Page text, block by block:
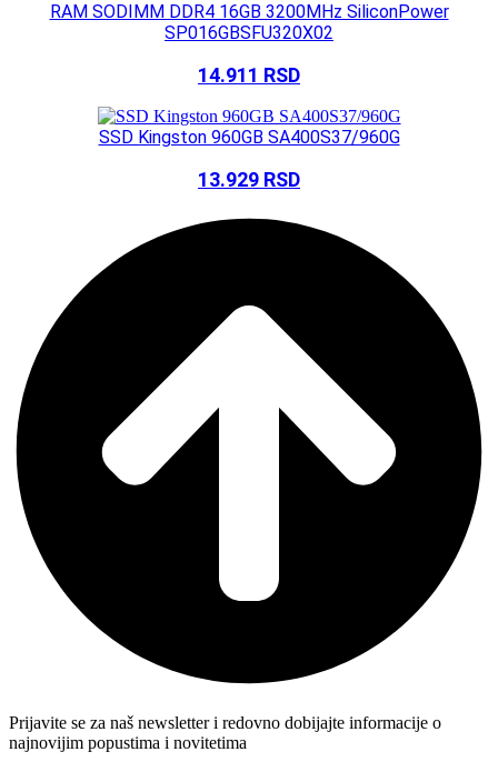
kupcaRAM SODIMM DDR4 16GB 3200MHz SiliconPower
SP016GBSFU320X02
14.911 RSD
SSD Kingston 960GB SA400S37/960G
13.929 RSD
Prijavite se za naš newsletter i redovno dobijajte informacije o
najnovijim popustima i novitetima